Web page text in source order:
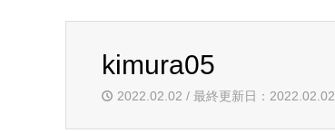
kimura05
2022.02.02 / 最終更新日：2022.02.02